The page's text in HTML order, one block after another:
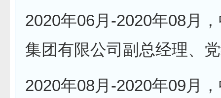
2020年06月-2020年08月
集团有限公司副总经理、
2020年08月-2020年09月